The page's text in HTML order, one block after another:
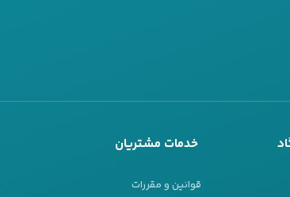
خدمات مشتریان
قوانین و مقررات